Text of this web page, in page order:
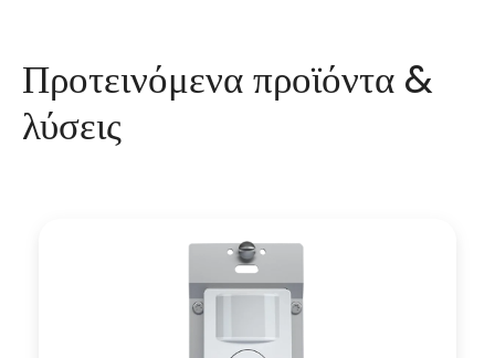
Προτεινόμενα προϊόντα &
λύσεις